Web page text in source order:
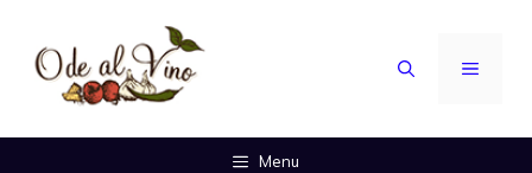
contenuto
MENU
Menu